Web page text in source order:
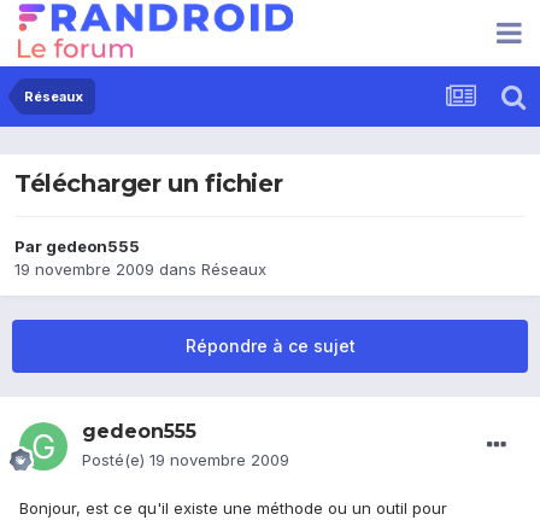
Réseaux
Télécharger un fichier
Par gedeon555
19 novembre 2009 dans Réseaux
Répondre à ce sujet
gedeon555
Posté(e) 19 novembre 2009
Bonjour, est ce qu'il existe une méthode ou un outil pour